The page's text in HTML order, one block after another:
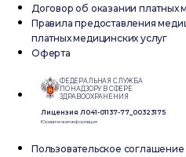
Договор об оказании платных
Правила предоставления
платных медицинских услуг
Оферта
ФЕДЕРАЛЬНАЯ СЛУЖБА
ПО НАДЗОРУ В СФЕРЕ
ЗДРАВООХРАНЕНИЯ
Лицензия Л041-01137-77_00323175
Юридическая информация
Пользовательское соглашение